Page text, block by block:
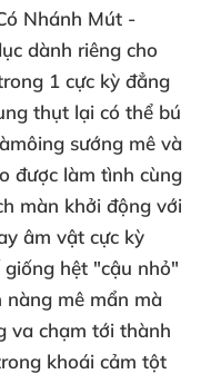
Nhánh Mút -
dành riêng cho
1 cực kỳ đẳng
thụt lại có thể bú
sướng mê và
được làm tình cùng
màn khởi động với
âm vật cực kỳ
hệt "cậu nhỏ"
nàng mê mẩn mà
va chạm tới thành
khoái cảm tột